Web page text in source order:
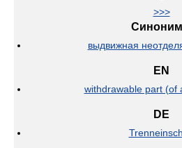
>>>
выдвижная
EN
withdrawable part (of
DE